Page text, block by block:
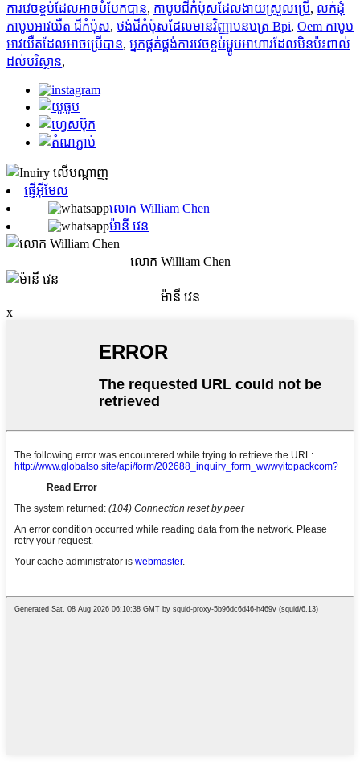
ការវេចខ្ចប់ដែលអាចបំបែកបាន, កាបូបជីកំប៉ុសដែលងាយស្រួលប្រើ, លក់ដុំ
កាបូបអាវយឺត ជីកំប៉ុស, ថង់ជីកំប៉ុសដែលមានវិញ្ញាបនបត្រ Bpi, Oem កាបូប
អាវយឺតដែលអាចប្រើបាន, អ្នកផ្គត់ផ្គង់ការវេចខ្ចប់ម្ហូបអាហារដែលមិនប៉ះពាល់
ដល់បរិស្ថាន,
ផ្ញើអ៊ីមែល
លោក William Chen
ម៉ានី វេន
លោក William Chen
ម៉ានី វេន
x